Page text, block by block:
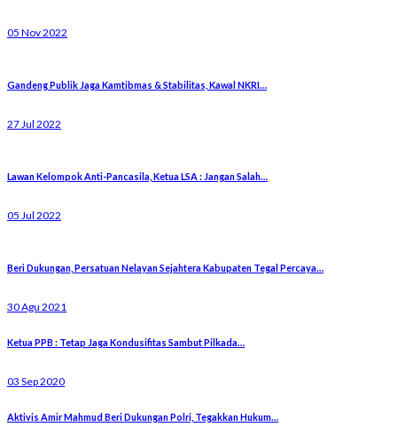
05 Nov 2022
Gandeng Publik Jaga Kamtibmas & Stabilitas, Kawal NKRI…
27 Jul 2022
Lawan Kelompok Anti-Pancasila, Ketua LSA : Jangan Salah…
05 Jul 2022
Beri Dukungan, Persatuan Nelayan Sejahtera Kabupaten Tegal Percaya…
30 Agu 2021
Ketua PPB : Tetap Jaga Kondusifitas Sambut Pilkada…
03 Sep 2020
Aktivis Amir Mahmud Beri Dukungan Polri, Tegakkan Hukum…